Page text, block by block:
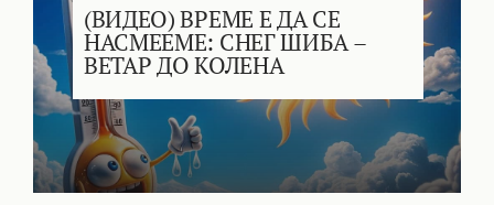
(ВИДЕО) ВРЕМЕ Е ДА СЕ
НАСМЕЕМЕ: СНЕГ ШИБА –
ВЕТАР ДО КОЛЕНА